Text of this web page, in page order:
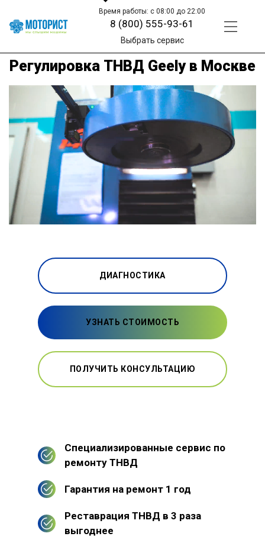
Время работы: с 08:00 до 22:00
8 (800) 555-93-61
Выбрать сервис
Регулировка ТНВД Geely в Москве
ДИАГНОСТИКА
УЗНАТЬ СТОИМОСТЬ
ПОЛУЧИТЬ КОНСУЛЬТАЦИЮ
Специализированные сервис по
ремонту ТНВД
Гарантия на ремонт 1 год
Реставрация ТНВД в 3 раза
выгоднее